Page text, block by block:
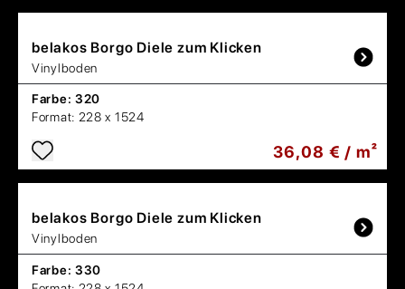
belakos Borgo Diele zum Klicken
Vinylboden
Farbe: 320
Format: 228 x 1524
36,08 € / m²
belakos Borgo Diele zum Klicken
Vinylboden
Farbe: 330